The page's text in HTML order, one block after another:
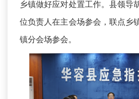
乡镇做好应对处置工作。县领导
位负责人在主会场参会，联点乡
镇分会场参会。